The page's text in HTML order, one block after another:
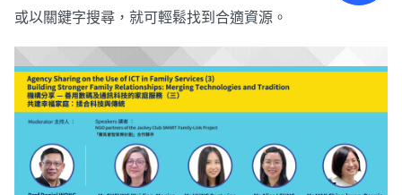
或以關鍵字搜尋，就可輕鬆找到合適資源。